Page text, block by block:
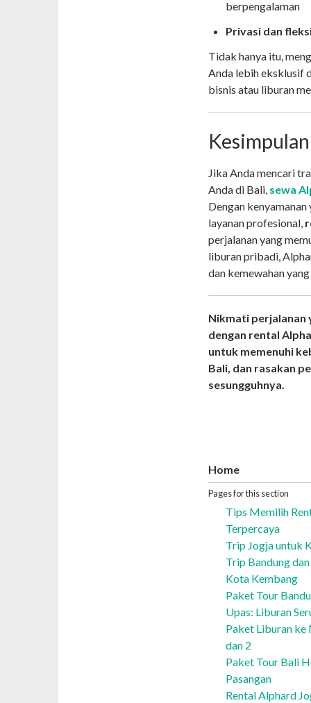
berpengalaman
Privasi dan
Tidak hanya itu,
Anda lebih eksklusif
bisnis atau liburan
Kesimpulan
Jika Anda mencari
Anda di Bali, sewa
Dengan
layanan profesional,
perjalanan yang
liburan pribadi,
dan kemewahan
Nikmati perjalanan
dengan rental
untuk memenuhi
Bali, dan rasakan
sesungguhnya.
Home
Pages for this section
Tips Memilih
Terpercaya
Trip Jogja untuk
Trip Bandung
Kota Kembang
Paket Tour
Upas: Liburan
Paket Liburan ke
dan 2
Paket Tour Bali
Pasangan
Rental Alphard